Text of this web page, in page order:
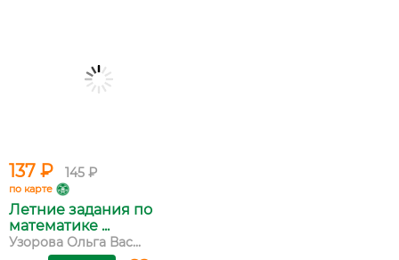
137 ₽ 145 ₽
по карте
Летние задания по
математике ...
Узорова Ольга Вас...